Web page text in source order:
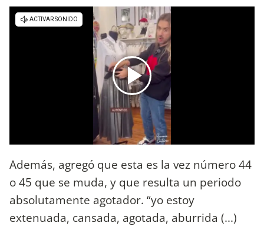
Además, agregó que esta es la vez número 44
o 45 que se muda, y que resulta un periodo
absolutamente agotador. “yo estoy
extenuada, cansada, agotada, aburrida (...)